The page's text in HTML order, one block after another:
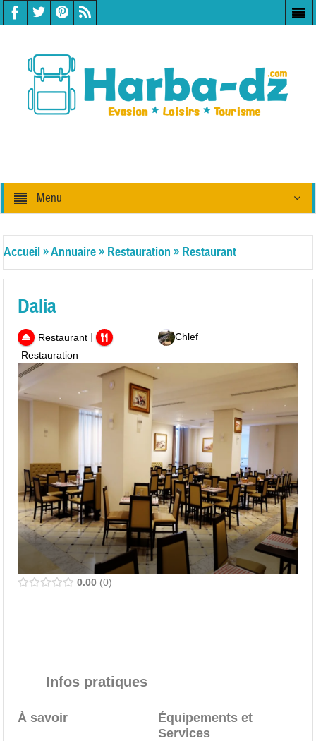
Menu
Accueil»Annuaire» Restauration » Restaurant
Dalia
Restaurant|
Restauration
Chlef
0.00 0
Infos pratiques
À savoir
Équipements et
Services